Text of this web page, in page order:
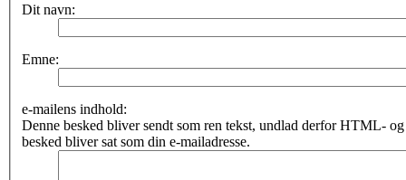
Dit navn:
Emne:
e-mailens indhold:
Denne besked bliver sendt som ren tekst, undlad derfor HTML-
besked bliver sat som din e-mailadresse.